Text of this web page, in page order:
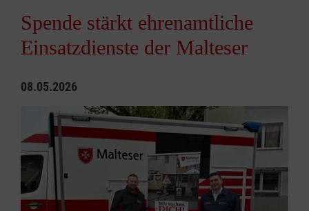
Spende stärkt ehrenamtliche
Einsatzdienste der Malteser
08.05.2026